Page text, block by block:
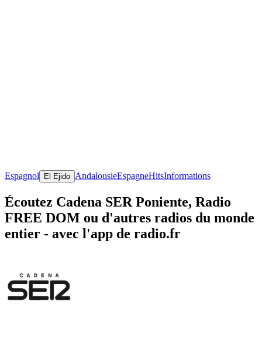
Espagnol El Ejido AndalousieEspagneHitsInformations
Écoutez Cadena SER Poniente, Radio
FREE DOM ou d'autres radios du monde
entier - avec l'app de radio.fr